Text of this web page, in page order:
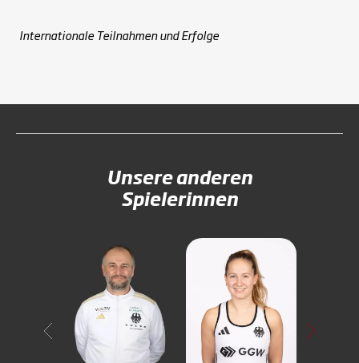
Internationale Teilnahmen und Erfolge
Unsere anderen
Spielerinnen